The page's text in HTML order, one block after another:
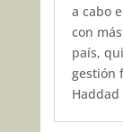
a cabo
con
país,
gestión